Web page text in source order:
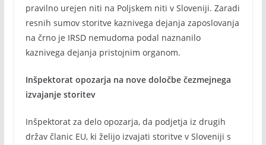
pravilno urejen niti na Poljskem niti v Sloveniji. Zaradi
resnih sumov storitve kaznivega dejanja zaposlovanja
na črno je IRSD nemudoma podal naznanilo
kaznivega dejanja pristojnim organom.
Inšpektorat opozarja na nove določbe čezmejnega
izvajanje storitev
Inšpektorat za delo opozarja, da podjetja iz drugih
držav članic EU, ki želijo izvajati storitve v Sloveniji s